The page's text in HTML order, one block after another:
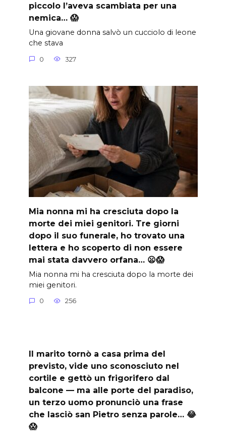
piccolo l’aveva scambiata per una
nemica… 😱
Una giovane donna salvò un cucciolo di leone
che stava
0 327
Mia nonna mi ha cresciuta dopo la
morte dei miei genitori. Tre giorni
dopo il suo funerale, ho trovato una
lettera e ho scoperto di non essere
mai stata davvero orfana… 😦😱
Mia nonna mi ha cresciuta dopo la morte dei
miei genitori.
0 256
Il marito tornò a casa prima del
previsto, vide uno sconosciuto nel
cortile e gettò un frigorifero dal
balcone — ma alle porte del paradiso,
un terzo uomo pronunciò una frase
che lasciò san Pietro senza parole… 😂
😱